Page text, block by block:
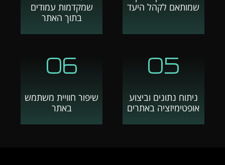
שמותאם לקהל היעד
שמקדמות עמודים
בתוך האתר
05
ניתוח נתונים וביצוע
אופטימיזציה באתרים
06
שיפור חוויית משתמש
באתר